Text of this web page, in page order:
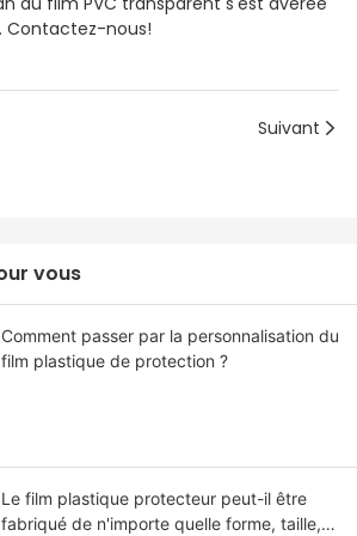
Contactez-nous!
Suivant
vous
Comment passer par la personnalisation du
film plastique de protection ?
Le film plastique protecteur peut-il être
fabriqué de n'importe quelle forme, taille,